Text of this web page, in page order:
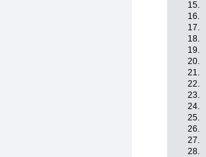
15.
16.
17.
18.
19.
20.
21.
22.
23.
24.
25.
26.
27.
28.